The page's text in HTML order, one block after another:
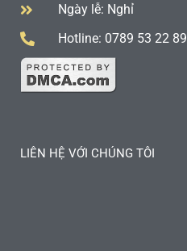
Ngày lễ: Nghỉ
Hotline: 0789 53 22 89
LIÊN HỆ VỚI CHÚNG TÔI